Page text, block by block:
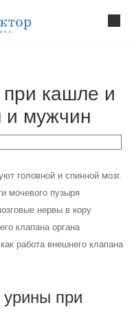
кашле и
и мужчин
головной и спинной мозг.
мочевого пузыря
нервы в кору
клапана органа
работа внешнего клапана
при